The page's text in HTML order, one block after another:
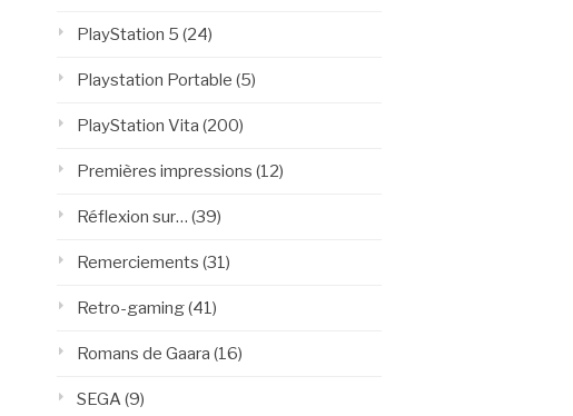
PlayStation 5 (24)
Playstation Portable (5)
PlayStation Vita (200)
Premières impressions (12)
Réflexion sur… (39)
Remerciements (31)
Retro-gaming(41)
Romans de Gaara (16)
SEGA (9)